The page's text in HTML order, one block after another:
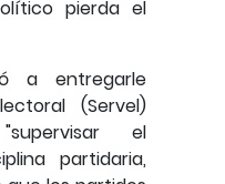
pierda el
a entregarle
(Servel)
el
partidaria,